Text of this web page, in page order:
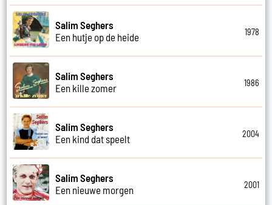
Salim Seghers
Een hutje op de heide
1978
Salim Seghers
Een kille zomer
1986
Salim Seghers
Een kind dat speelt
2004
Salim Seghers
Een nieuwe morgen
2001